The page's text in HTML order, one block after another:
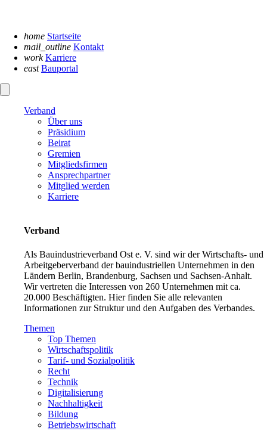
home Startseite
mail_outline Kontakt
work Karriere
east Bauportal
Verband
Über uns
Präsidium
Beirat
Gremien
Mitgliedsfirmen
Ansprechpartner
Mitglied werden
Karriere
Verband
Als Bauindustrieverband Ost e. V. sind wir der Wirtschafts- und
Arbeitgeberverband der bauindustriellen Unternehmen in den
Ländern Berlin, Brandenburg, Sachsen und Sachsen-Anhalt.
Wir vertreten die Interessen von 260 Unternehmen mit ca.
20.000 Beschäftigten. Hier finden Sie alle relevanten
Informationen zur Struktur und den Aufgaben des Verbandes.
Themen
Top Themen
Wirtschaftspolitik
Tarif- und Sozialpolitik
Recht
Technik
Digitalisierung
Nachhaltigkeit
Bildung
Betriebswirtschaft